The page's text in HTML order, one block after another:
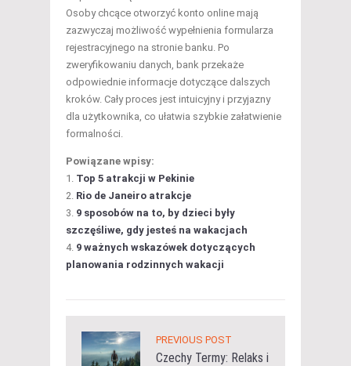
Osoby chcące otworzyć konto online mają
zazwyczaj możliwość wypełnienia formularza
rejestracyjnego na stronie banku. Po
zweryfikowaniu danych, bank przekaże
odpowiednie informacje dotyczące dalszych
kroków. Cały proces jest intuicyjny i przyjazny
dla użytkownika, co ułatwia szybkie załatwienie
formalności.
Powiązane wpisy:
Top 5 atrakcji w Pekinie
Rio de Janeiro atrakcje
9 sposobów na to, by dzieci były
szczęśliwe, gdy jesteś na wakacjach
9 ważnych wskazówek dotyczących
planowania rodzinnych wakacji
PREVIOUS POST
Czechy Termy: Relaks i